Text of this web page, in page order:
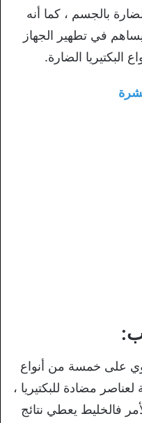
بالجسم ، كما أنه
في تطهير الجهاز
البكتيريا الضارة.
على خمسة من أنواع
مضادة للبكتيريا ،
فالخليط يعطي نتائج